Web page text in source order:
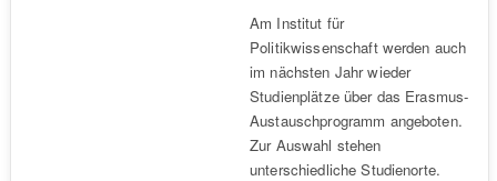
Am Institut für
Politikwissenschaft werden auch
im nächsten Jahr wieder
Studienplätze über das Erasmus-
Austauschprogramm angeboten.
Zur Auswahl stehen
unterschiedliche Studienorte.